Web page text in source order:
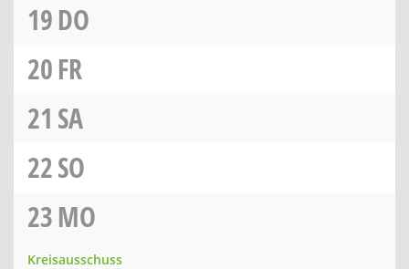
19DO
20FR
21 SA
22SO
23MO
Kreisausschuss